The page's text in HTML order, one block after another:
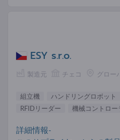
ESY s.r.o.
製造元 チェコ グロー
組立機 ハンドリングロボット
RFIDリーダー
機械コントロー
詳細情報-